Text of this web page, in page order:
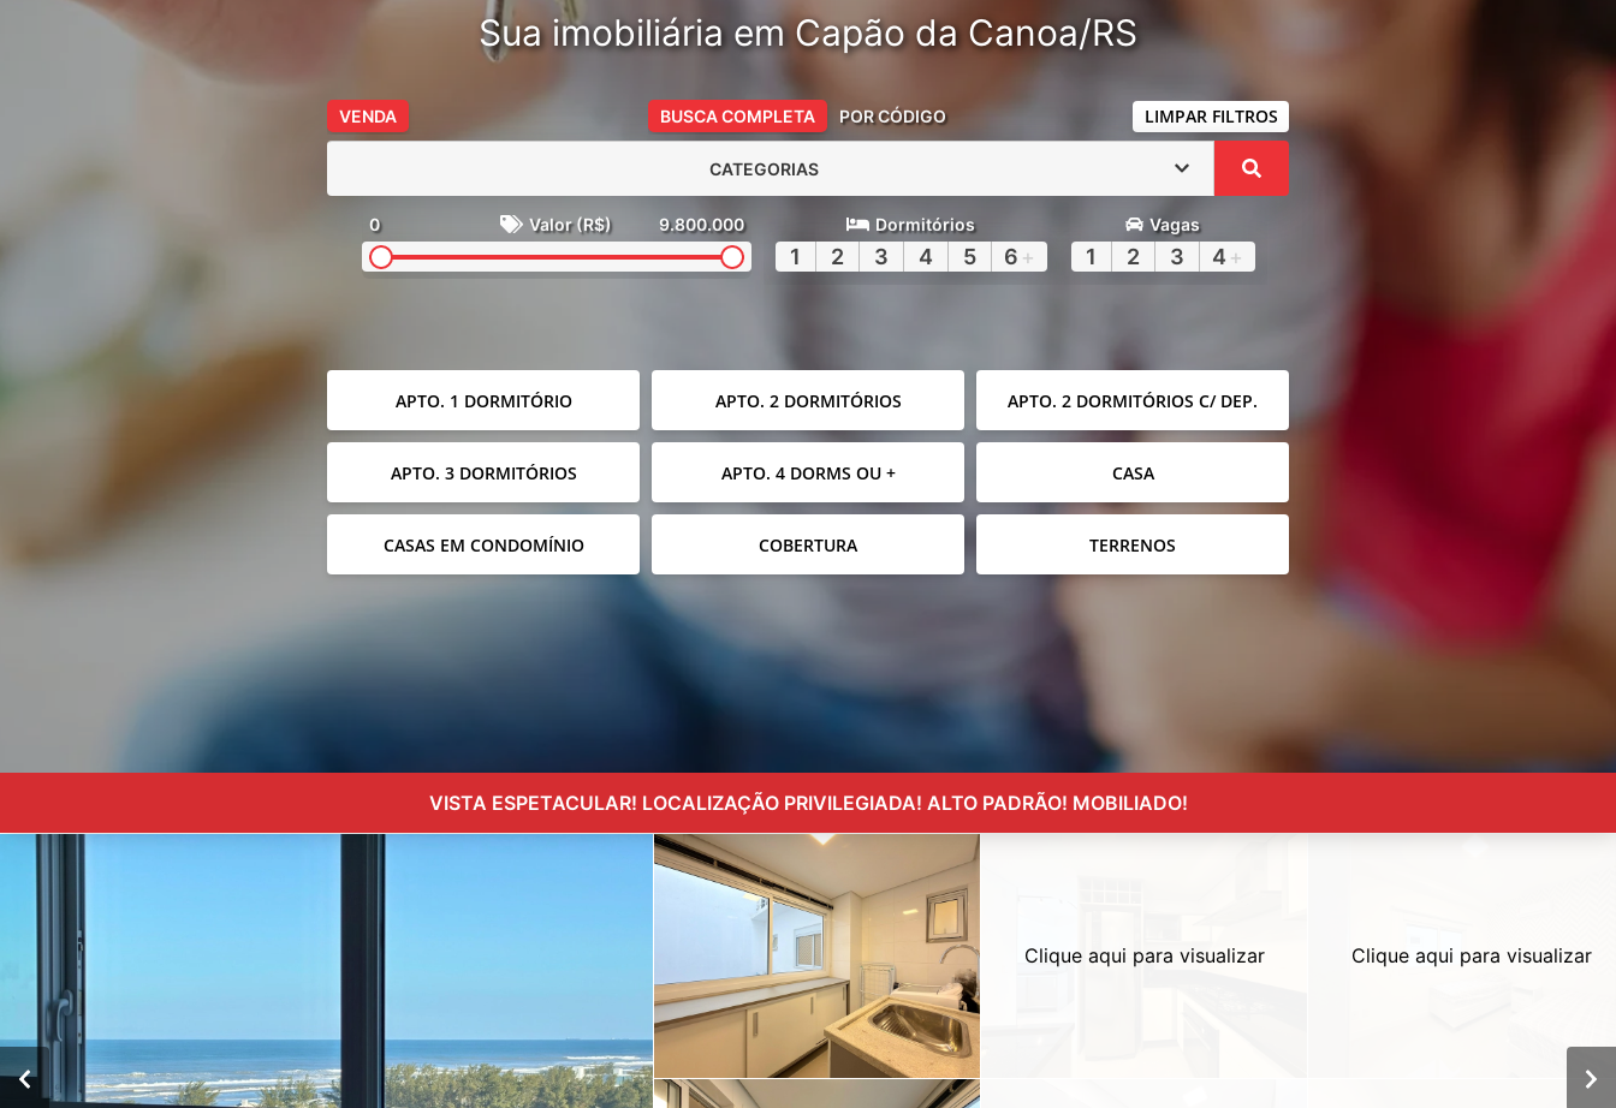
Sua imobiliária em Capão da Canoa/RS
VENDA BUSCA COMPLETA POR CÓDIGO LIMPAR FILTROS
CATEGORIAS
0 Valor (R$) 9.800.000 Dormitórios
1 2 3 4 5 6 +
Vagas
1 2 3 4 +
APTO. 1 DORMITÓRIO APTO. 2 DORMITÓRIOS APTO. 2 DORMITÓRIOS C/ DEP.
APTO. 3 DORMITÓRIOS APTO. 4 DORMS OU + CASA
CASAS EM CONDOMÍNIO COBERTURA TERRENOS
VISTA ESPETACULAR! LOCALIZAÇÃO PRIVILEGIADA! ALTO PADRÃO! MOBILIADO!
Clique aqui para visualizar Clique aqui para visualizar